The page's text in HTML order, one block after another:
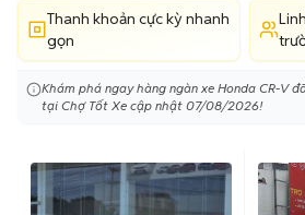
Thanh khoản cực kỳ nhanh
gọn
Khám phá ngay hàng ngàn xe Honda CR-V
tại Chợ Tốt Xe cập nhật 07/08/2026!